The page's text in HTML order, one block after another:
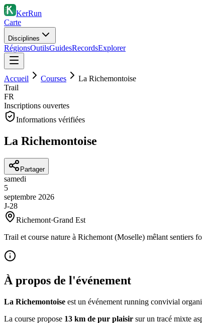
KerRun
Carte
Disciplines
RégionsOutilsGuidesRecordsExplorer
Accueil Courses
La Richemontoise
Trail
FR
Inscriptions ouvertes
Informations vérifiées
La Richemontoise
Partager
samedi
5
septembre 2026
J-28
Richemont·Grand Est
Trail et course nature à Richemont (Moselle) mêlant sentiers
À propos de l'événement
La Richemontoise est un événement running convivial
La course propose 13 km de pur plaisir sur un tracé mixte